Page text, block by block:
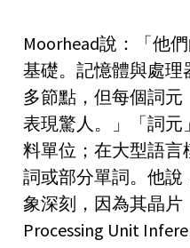
Moorhead說：「他
基礎。記憶體與處
多節點，但每個詞
表現驚人。」「詞
料單位；在大型語
詞或部分單詞。他說
象深刻，因為其晶片
Processing Unit